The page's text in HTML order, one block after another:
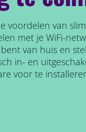
voordelen van
met je WiFi-
van huis en
in- en
voor te